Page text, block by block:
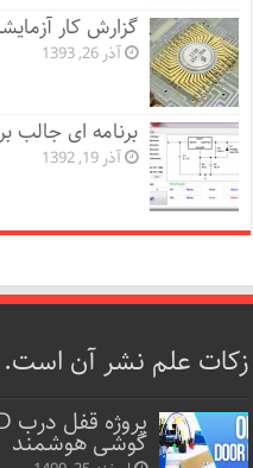
گزارش کار
آذر 26, 1393
برنامه ای جالب
آذر 19, 1392
زکات علم نشر آن است.
گوشی هوشمند